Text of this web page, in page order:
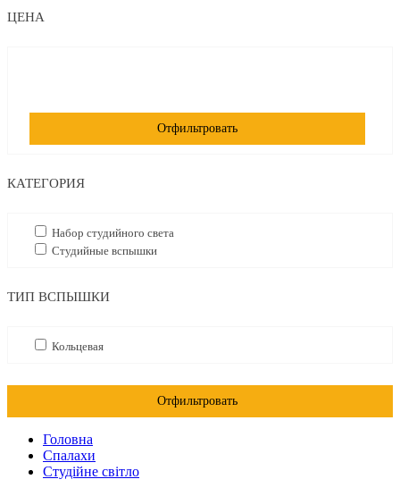
ЦЕНА
Отфильтровать
КАТЕГОРИЯ
Набор студийного света
Студийные вспышки
ТИП ВСПЫШКИ
Кольцевая
Отфильтровать
Головна
Спалахи
Студійне світло